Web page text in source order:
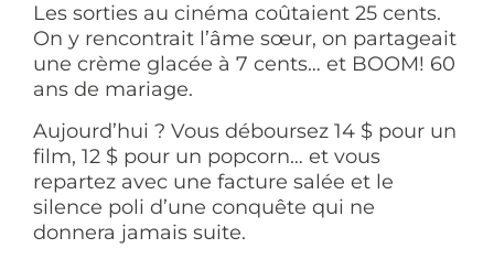
Les sorties au cinéma coûtaient 25 cents.
On y rencontrait l’âme sœur, on partageait
une crème glacée à 7 cents… et BOOM! 60
ans de mariage.
Aujourd’hui ? Vous déboursez 14 $ pour un
film, 12 $ pour un popcorn… et vous
repartez avec une facture salée et le
silence poli d’une conquête qui ne
donnera jamais suite.